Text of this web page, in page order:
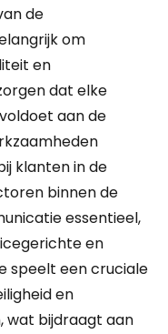
de
om
en
dat elke
aan de
klanten in de
binnen de
essentieel,
en
speelt een cruciale
en
wat bijdraagt aan